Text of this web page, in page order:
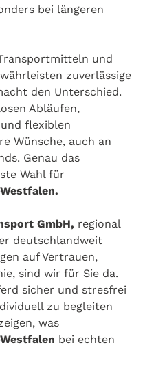
bei längeren
und
zuverlässige
den Unterschied.
Abläufen,
flexiblen
Wünsche, auch an
Genau das
Wahl für
GmbH, regional
deutschlandweit
auf Vertrauen,
sind wir für Sie da.
sicher und stresfrei
zu begleiten
was
bei echten